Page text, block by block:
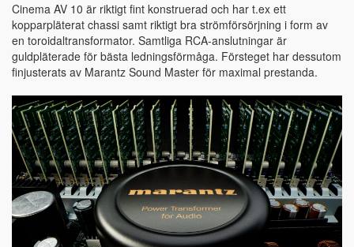
Cinema AV 10 är riktigt fint konstruerad och har t.ex ett
kopparpläterat chassi samt riktigt bra strömförsörjning i form av
en toroidaltransformator. Samtliga RCA-anslutningar är
guldpläterade för bästa ledningsförmåga. Försteget har dessutom
finjusterats av Marantz Sound Master för maximal prestanda.